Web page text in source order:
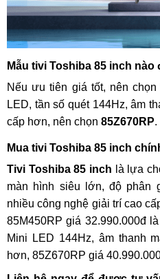
Mẫu tivi Toshiba 85 inch nào
Nếu ưu tiên giá tốt, nên
LED, tần số quét 144Hz, âm
cấp hơn, nên chọn 85Z670RP.
Mua tivi Toshiba 85 inch
Tivi Toshiba 85 inch là lựa
màn hình siêu lớn, độ phân
nhiều công nghệ giải trí cao
85M450RP giá 32.990.000đ
Mini LED 144Hz, âm thanh
hơn, 85Z670RP giá